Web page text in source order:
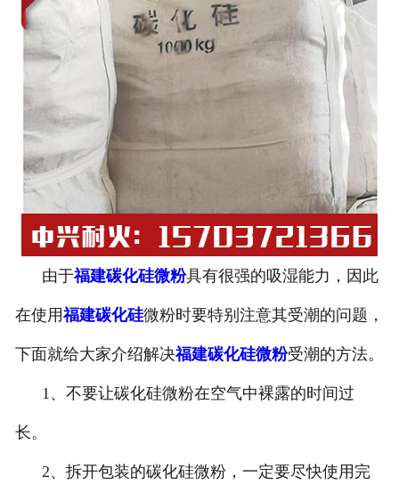
联系我们
由于福建碳化硅微粉具有很强的吸湿能力，因此
在使用福建碳化硅微粉时要特别注意其受潮的问题，
下面就给大家介绍解决福建碳化硅微粉受潮的方法。
1、不要让碳化硅微粉在空气中裸露的时间过
长。
2、拆开包装的碳化硅微粉，一定要尽快使用完